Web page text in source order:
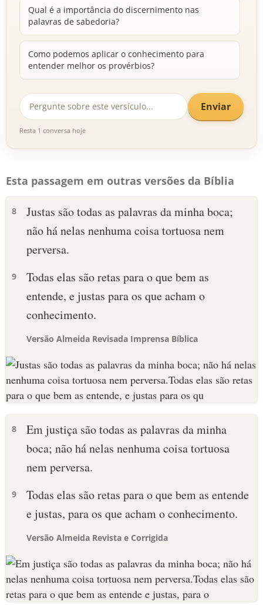
Qual é a importância do discernimento nas
palavras de sabedoria?
Como podemos aplicar o conhecimento para
entender melhor os provérbios?
Enviar
Resta 1 conversa hoje
Esta passagem em outras versões da Bíblia
8
Justas são todas as palavras da minha boca;
não há nelas nenhuma coisa tortuosa nem
perversa.
9
Todas elas são retas para o que bem as
entende, e justas para os que acham o
conhecimento.
Versão Almeida Revisada Imprensa Bíblica
8
Em justiça são todas as palavras da minha
boca; não há nelas nenhuma coisa tortuosa
nem perversa.
9
Todas elas são retas para o que bem as entende
e justas, para os que acham o conhecimento.
Versão Almeida Revista e Corrigida